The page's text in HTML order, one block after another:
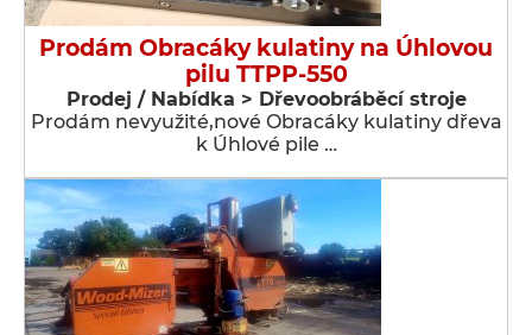
Prodám Obracáky kulatiny na Úhlovou
pilu TTPP-550
Prodej / Nabídka > Dřevoobráběcí stroje
Prodám nevyužité,nové Obracáky kulatiny dřeva
k Úhlové pile …